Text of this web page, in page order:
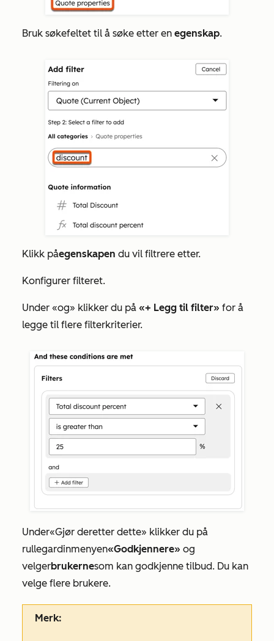
Bruk søkefeltet til å søke etter en egenskap.
Klikk påegenskapen du vil filtrere etter.
Konfigurer filteret.
Under «og» klikker du på «+ Legg til filter» for å
legge til flere filterkriterier.
Under«Gjør deretter dette» klikker du på
rullegardinmenyen«Godkjennere» og
velgerbrukernesom kan godkjenne tilbud. Du kan
velge flere brukere.
Merk: